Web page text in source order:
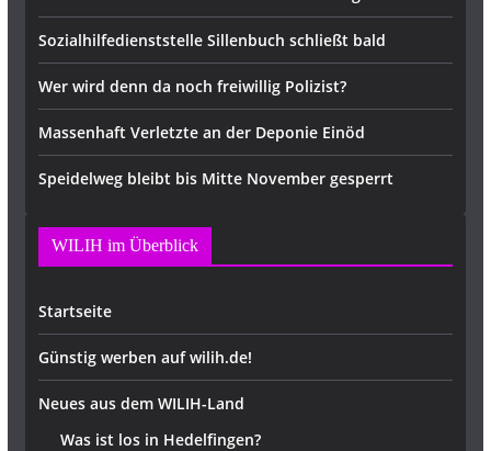
Sozialhilfedienststelle Sillenbuch schließt bald
Wer wird denn da noch freiwillig Polizist?
Massenhaft Verletzte an der Deponie Einöd
Speidelweg bleibt bis Mitte November gesperrt
WILIH im Überblick
Startseite
Günstig werben auf wilih.de!
Neues aus dem WILIH-Land
Was ist los in Hedelfingen?